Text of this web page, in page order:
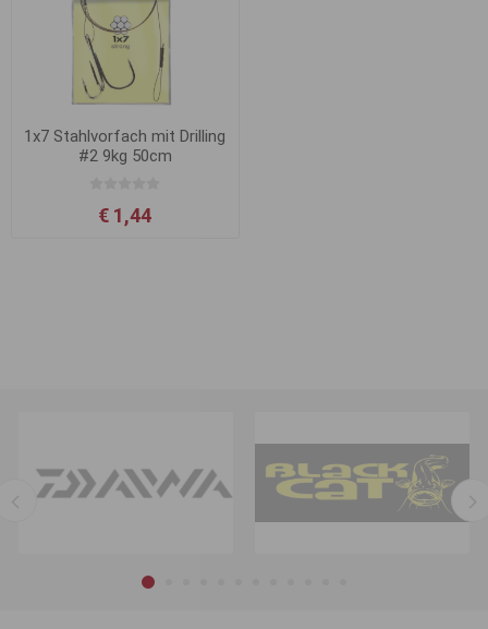
1x7 Stahlvorfach mit Drilling
#2 9kg 50cm
€ 1,44